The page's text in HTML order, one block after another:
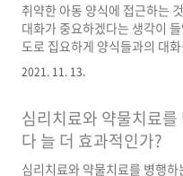
진실한 관심을 유지하며 환자
료의 핵심으로 보임. 다만 치료
한계를 넘지 않는 선에서 제한
최..
취약한 아동 양식에 접근하는
대화가 중요하겠다는 생각이
도로 집요하게 양식들과의 대
의지의 밑바탕을 이루는 치료
환자의 기능 수준을 봐 가면서
시된 축어록만 보면 경계선 수
증 수준의 성격 조직을 지닌 사
본래 양식작업이 경계선 성격
기 때문에 9장에서 어떻게 양
2021. 11. 13.
심리치료와 약물치료
다 늘 더 효과적인가?
심리치료와 약물치료를 병행